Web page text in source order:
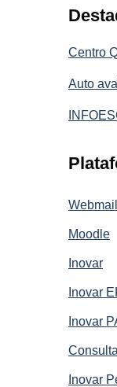
Centro
Auto
Webmail
Moodle
Inovar
Inovar
Inovar
Inovar